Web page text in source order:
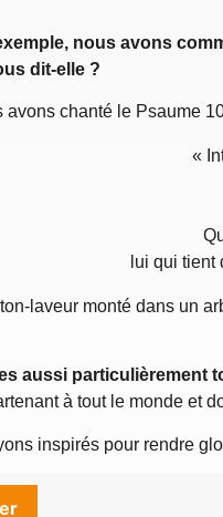
nous avons
dit-elle ?
avons chanté le Psaume
«
lui qui tient
laveur monté dans un
aussi particulièrement
à tout le monde et
inspirés pour rendre